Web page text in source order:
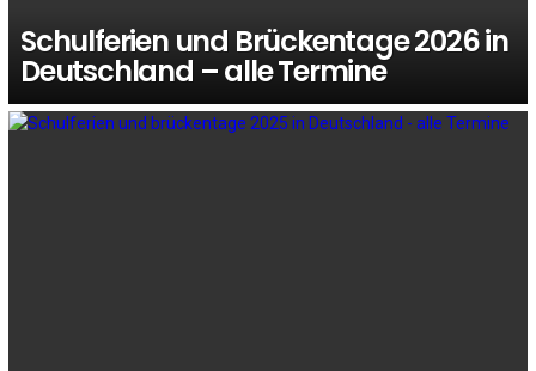
Schulferien und Brückentage 2026 in
Deutschland – alle Termine